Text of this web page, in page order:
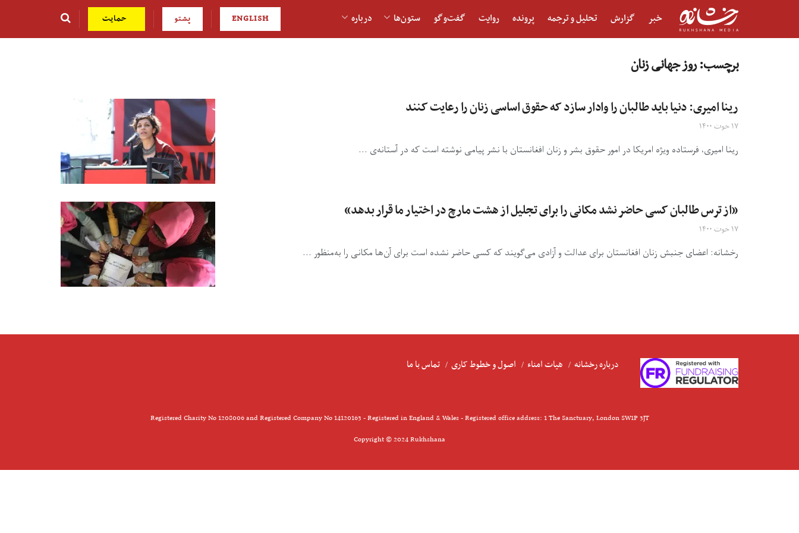
خبر گزارش تحلیل و ترجمه پرونده روایت گفت‌و‎گو ستون‌ها درباره ENGLISH پشتو حمایت
برچسب:روز جهانی زنان
رینا امیری: دنیا باید طالبان را وادار سازد که حقوق اساسی زنان را رعایت کنند
۱۷ حوت ۱۴۰۰
رینا امیری، فرستاده ویژه امریکا در امور حقوق بشر و زنان افغانستان با نشر پیامی نوشته است که در آستانه‌ی ...
«از ترس طالبان کسی حاضر نشد مکانی را برای تجلیل از هشت مارچ در اختیار ما قرار بدهد»
۱۷ حوت ۱۴۰۰
رخشانه: اعضای جنبش زنان افغانستان برای عدالت و آزادی می‌گویند که کسی حاضر نشده است برای آن‌ها مکانی را به‌منظور ...
درباره رخشانه هیات امناء اصول و خطوط کاری تماس با ما
Registered Charity No 1208006 and Registered Company No 14120163 - Registered in England & Wales - Registered office address: 1 The Sanctuary, London SW1P 3JT
Copyright © 2024 Rukhshana